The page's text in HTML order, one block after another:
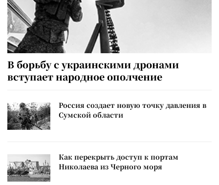
В борьбу с украинскими дронами
вступает народное ополчение
Россия создает новую точку давления в
Сумской области
Как перекрыть доступ к портам
Николаева из Черного моря